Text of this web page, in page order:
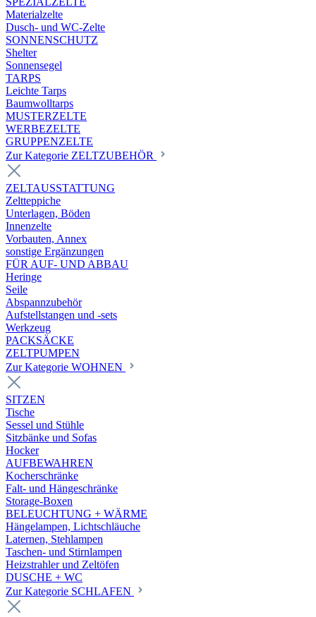
Materialzelte
Dusch- und WC-Zelte
SONNENSCHUTZ
Shelter
Sonnensegel
TARPS
Leichte Tarps
Baumwolltarps
MUSTERZELTE
WERBEZELTE
GRUPPENZELTE
Zur Kategorie ZELTZUBEHÖR
ZELTAUSSTATTUNG
Zeltteppiche
Unterlagen, Böden
Innenzelte
Vorbauten, Annex
sonstige Ergänzungen
FÜR AUF- UND ABBAU
Heringe
Seile
Abspannzubehör
Aufstellstangen und -sets
Werkzeug
PACKSÄCKE
ZELTPUMPEN
Zur Kategorie WOHNEN
SITZEN
Tische
Sessel und Stühle
Sitzbänke und Sofas
Hocker
AUFBEWAHREN
Kocherschränke
Falt- und Hängeschränke
Storage-Boxen
BELEUCHTUNG + WÄRME
Hängelampen, Lichtschläuche
Laternen, Stehlampen
Taschen- und Stirnlampen
Heizstrahler und Zeltöfen
DUSCHE + WC
Zur Kategorie SCHLAFEN